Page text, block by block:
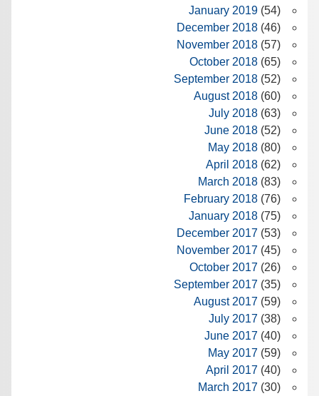
January 2019 (54)
December 2018 (46)
November 2018 (57)
October 2018 (65)
September 2018 (52)
August 2018 (60)
July 2018 (63)
June 2018 (52)
May 2018 (80)
April 2018 (62)
March 2018 (83)
February 2018 (76)
January 2018 (75)
December 2017 (53)
November 2017 (45)
October 2017 (26)
September 2017 (35)
August 2017 (59)
July 2017 (38)
June 2017 (40)
May 2017 (59)
April 2017 (40)
March 2017 (30)